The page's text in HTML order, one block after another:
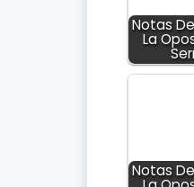
Notas
La
Notas